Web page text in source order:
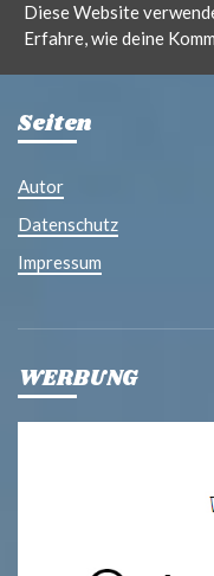
Diese Website
Erfahre, wie deine
Seiten
Autor
Datenschutz
Impressum
WERBUNG